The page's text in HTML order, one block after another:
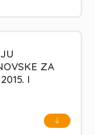
ZA
I